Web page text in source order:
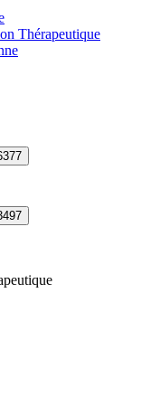
Thérapeutique